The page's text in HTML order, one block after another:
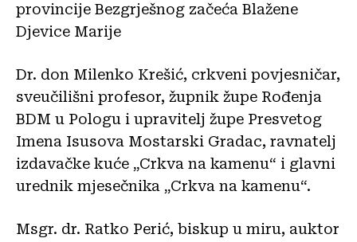
provincije Bezgrješnog začeća Blažene
Djevice Marije
Dr. don Milenko Krešić, crkveni povjesničar,
sveučilišni profesor, župnik župe Rođenja
BDM u Pologu i upravitelj župe Presvetog
Imena Isusova Mostarski Gradac, ravnatelj
izdavačke kuće „Crkva na kamenu“ i glavni
urednik mjesečnika „Crkva na kamenu“.
Msgr. dr. Ratko Perić, biskup u miru, auktor